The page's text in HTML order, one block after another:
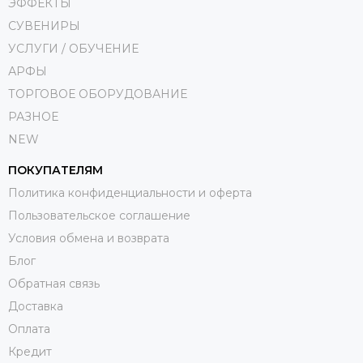
ЭФФЕКТЫ
СУВЕНИРЫ
УСЛУГИ / ОБУЧЕНИЕ
АРФЫ
ТОРГОВОЕ ОБОРУДОВАНИЕ
РАЗНОЕ
NEW
ПОКУПАТЕЛЯМ
Политика конфиденциальности и оферта
Пользовательское соглашение
Условия обмена и возврата
Блог
Обратная связь
Доставка
Оплата
Кредит